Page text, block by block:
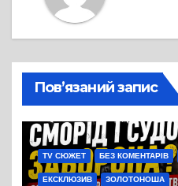
Пов’язаний запис
TV СЮЖЕТ БЕЗ КОМЕНТАРІВ
ЕКСКЛЮЗИВ ЗОЛОТОНОША